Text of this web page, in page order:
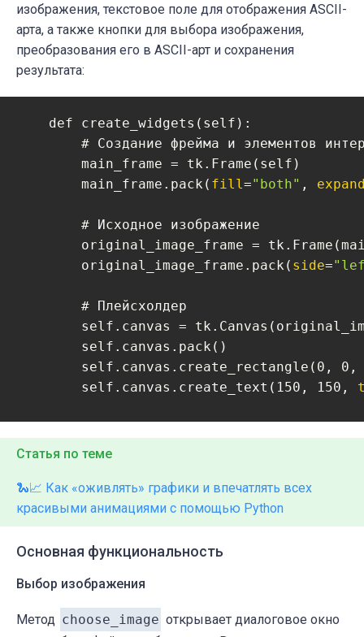
изображения, текстовое поле для отображения ASCII-
арта, а также кнопки для выбора изображения,
преобразования его в ASCII-арт и сохранения
результата:
    def create_widgets(self):
# Создание фрейма и элементов
        main_frame = tk.Frame(self)
        main_frame.pack(
fill ="both" ,
        # Исходное изображение
original_image_frame =
        original_image_frame.pack(
side=
        # Плейсхолдер
self.canvas =
        self.canvas.pack()
self.canvas.create_rectangle(0,
        self.canvas.create_text(150, 150,
ascii_text_frame =
self.ascii_text =
        self.ascii_text.pack(
side
        # Кнопки
        button_frame.pack(
choose_image_button =
        choose_image_button.pack(
Статья по теме
🐍📈 Как «оживлять» графики и впечатлять всех
красивыми анимациями с помощью Python
Основная функциональность
Выбор изображения
Метод choose image открывает диалоговое окно